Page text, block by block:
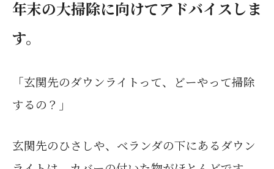
年末の大掃除に向けてアドバイスしま
す。
「玄関先のダウンライトって、どーやって掃除
するの？」
玄関先のひさしや、ベランダの下にあるダウン